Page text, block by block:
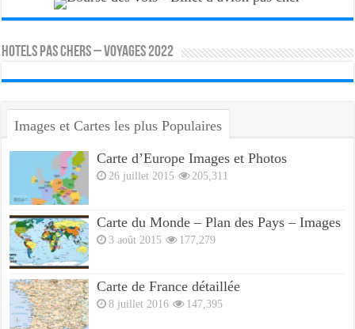
HOTELS PAS CHERS – VOYAGES 2022
Images et Cartes les plus Populaires
Carte d’Europe Images et Photos
26 juillet 2015 205,311
Carte du Monde – Plan des Pays – Images
3 août 2015 177,279
Carte de France détaillée
8 juillet 2016 147,395